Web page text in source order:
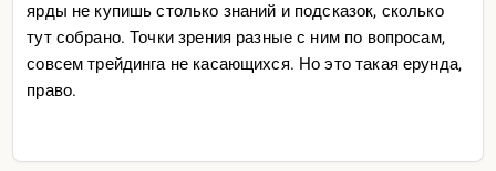
ярды не купишь столько знаний и подсказок, сколько
тут собрано. Точки зрения разные с ним по вопросам,
совсем трейдинга не касающихся. Но это такая ерунда,
право.